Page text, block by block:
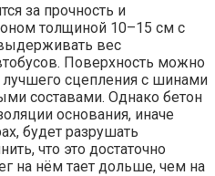
за прочность и
толщиной 10–15 см с
вес
Поверхность можно
сцепления с шинами
составами. Однако бетон
основания, иначе
будет разрушать
что это достаточно
на нём тает дольше, чем на